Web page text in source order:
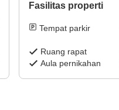
Fasilitas properti
Tempat parkir
Ruang rapat
Aula pernikahan